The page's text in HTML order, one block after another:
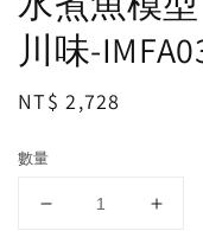
川味-
Regular
NT$ 2,728
數量